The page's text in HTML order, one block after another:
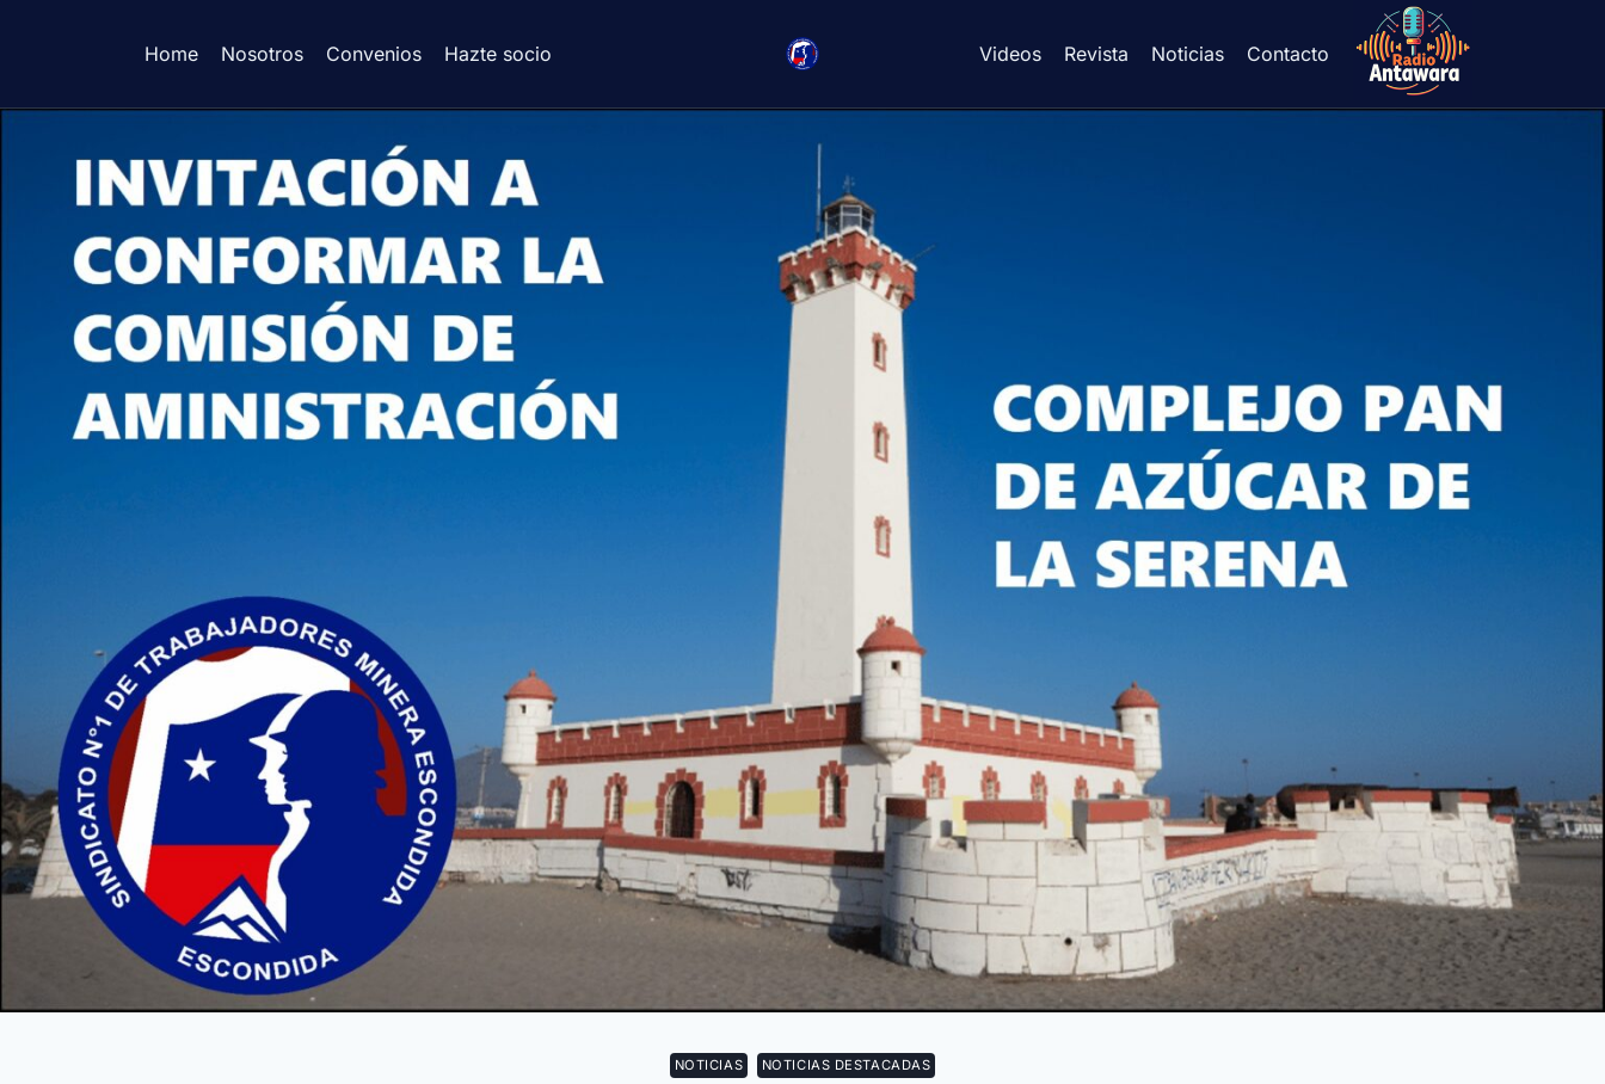
Home Nosotros Convenios Hazte socio Videos Revista Noticias Contacto
NOTICIAS NOTICIAS DESTACADAS